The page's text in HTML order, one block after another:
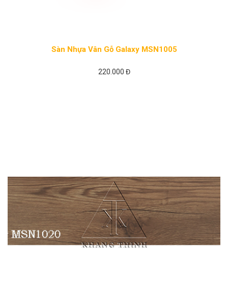
Sàn Nhựa Vân Gỗ Galaxy MSN1005
220.000 Đ